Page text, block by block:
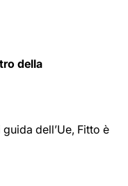
della